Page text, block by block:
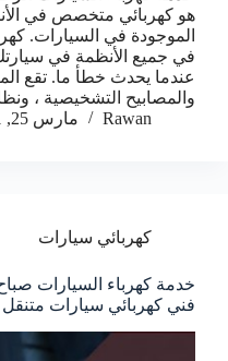
هو كهربائي متخصص في
الموجودة في السيارات.
في جميع الأنظمة في
عندما يحدث خطأ ما. تقع
والمصابيح التشخيصية ،
Rawan
مارس 25, 2021
كهربائي سيارات
فني كهربائي سيارات متنقل